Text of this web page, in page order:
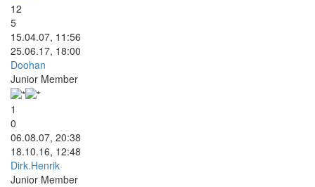
12
5
15.04.07, 11:56
25.06.17, 18:00
Doohan
Junior Member
1
0
06.08.07, 20:38
18.10.16, 12:48
Dirk.Henrik
Junior Member